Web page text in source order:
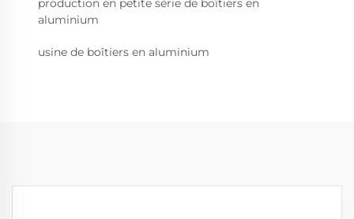
production en petite série de boîtiers en
aluminium
usine de boîtiers en aluminium